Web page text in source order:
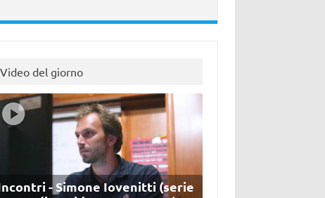
Video del giorno
- Simone Iovenitti (serie